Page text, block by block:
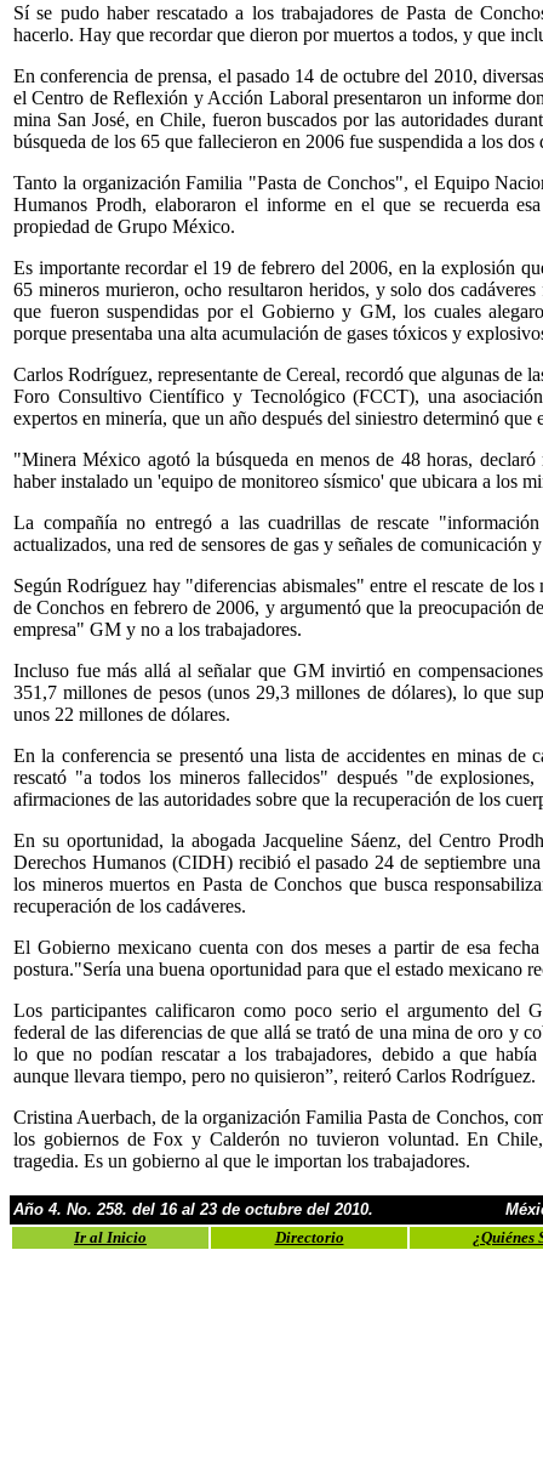
Sí se pudo haber rescatado a los trabajadores de Pasta de
hacerlo. Hay que recordar que dieron por muertos a todos, y que
En conferencia de prensa, el pasado 14 de octubre del 2010,
el Centro de Reflexión y Acción Laboral presentaron un informe
mina San José, en Chile, fueron buscados por las autoridades
búsqueda de los 65 que fallecieron en 2006 fue suspendida a los dos
Tanto la organización Familia "Pasta de Conchos", el Equipo
Humanos Prodh, elaboraron el informe en el que se recuerda
propiedad de Grupo México.
Es importante recordar el 19 de febrero del 2006, en la explosión
65 mineros murieron, ocho resultaron heridos, y solo dos cadáveres
que fueron suspendidas por el Gobierno y GM, los cuales
porque presentaba una alta acumulación de gases tóxicos y
Carlos Rodríguez, representante de Cereal, recordó que algunas de
Foro Consultivo Científico y Tecnológico (FCCT), una
expertos en minería, que un año después del siniestro determinó que
"Minera México agotó la búsqueda en menos de 48 horas,
haber instalado un 'equipo de monitoreo sísmico' que ubicara a los
La compañía no entregó a las cuadrillas de rescate
actualizados, una red de sensores de gas y señales de comunicación
Según Rodríguez hay "diferencias abismales" entre el rescate de
de Conchos en febrero de 2006, y argumentó que la preocupación
empresa" GM y no a los trabajadores.
Incluso fue más allá al señalar que GM invirtió en
351,7 millones de pesos (unos 29,3 millones de dólares), lo que
unos 22 millones de dólares.
En la conferencia se presentó una lista de accidentes en minas de
rescató "a todos los mineros fallecidos" después "de
afirmaciones de las autoridades sobre que la recuperación de los
En su oportunidad, la abogada Jacqueline Sáenz, del Centro
Derechos Humanos (CIDH) recibió el pasado 24 de septiembre
los mineros muertos en Pasta de Conchos que busca
recuperación de los cadáveres.
El Gobierno mexicano cuenta con dos meses a partir de esa
postura."Sería una buena oportunidad para que el estado mexicano
Los participantes calificaron como poco serio el argumento del
federal de las diferencias de que allá se trató de una mina de oro y
lo que no podían rescatar a los trabajadores, debido a que había
aunque llevara tiempo, pero no quisieron”, reiteró Carlos Rodríguez.
Cristina Auerbach, de la organización Familia Pasta de Conchos,
los gobiernos de Fox y Calderón no tuvieron voluntad. En
tragedia. Es un gobierno al que le importan los trabajadores.
Año 4. No. 258. del 16 al 23 de octubre del 2010.
Ir al Inicio
Directorio ¿Quiénes